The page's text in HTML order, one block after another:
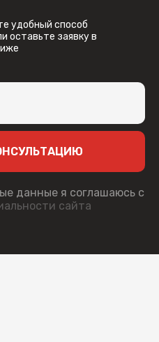
ТСД: Клеверенс,
удобный способ
оставьте заявку в
данные я соглашаюсь с
сайта